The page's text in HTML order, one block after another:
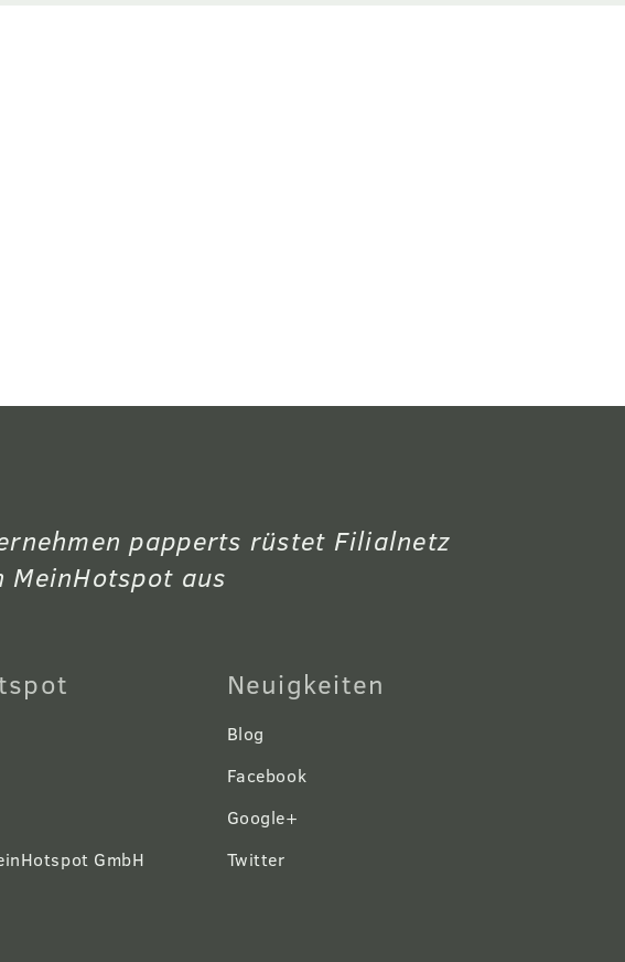
papperts rüstet Filialnetz
MeinHotspot aus
GmbH
Neuigkeiten
Blog
Facebook
Google+
Twitter